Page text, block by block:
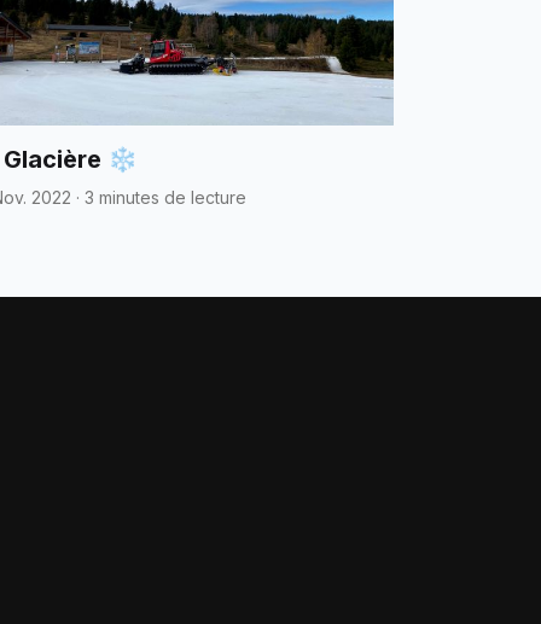
Glacière ❄️
2022 · 3 minutes de lecture